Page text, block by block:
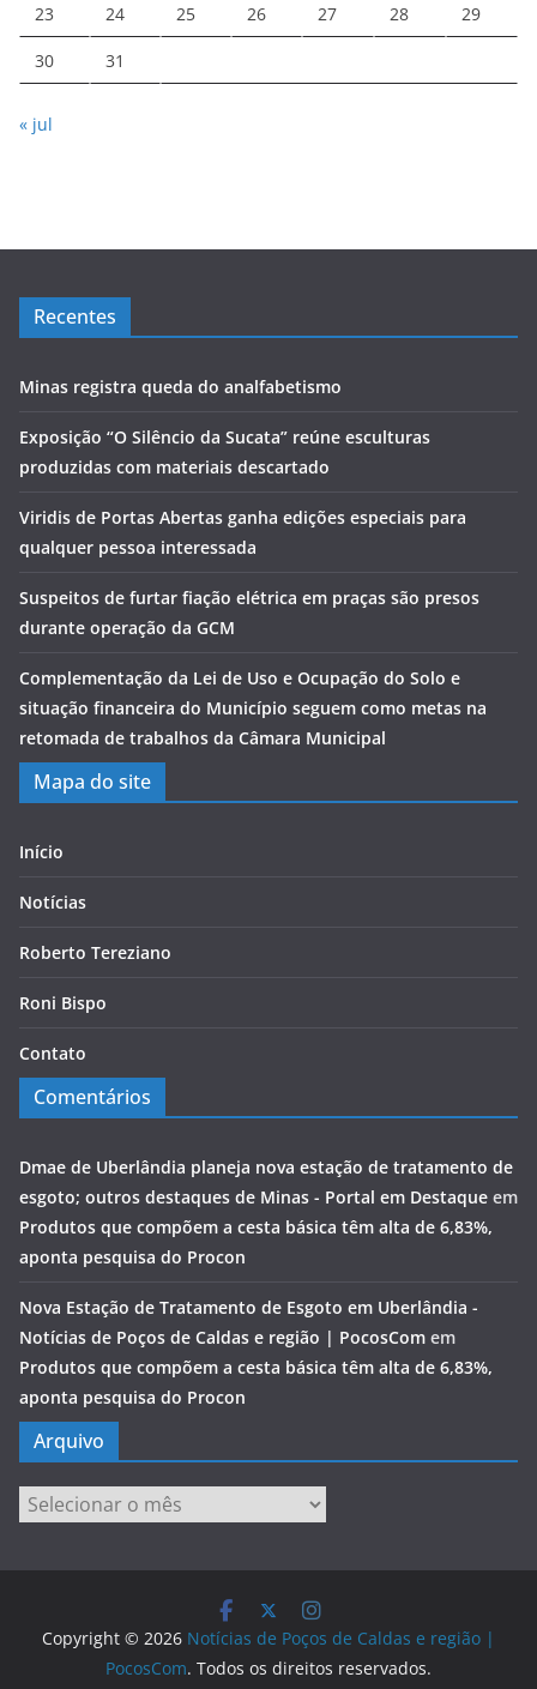
23 24 25 26 27 28 29
30 31
« jul
Recentes
Minas registra queda do analfabetismo
Exposição “O Silêncio da Sucata” reúne esculturas
produzidas com materiais descartado
Viridis de Portas Abertas ganha edições especiais para
qualquer pessoa interessada
Suspeitos de furtar fiação elétrica em praças são presos
durante operação da GCM
Complementação da Lei de Uso e Ocupação do Solo e
situação financeira do Município seguem como metas na
retomada de trabalhos da Câmara Municipal
Mapa do site
Início
Notícias
Roberto Tereziano
Roni Bispo
Contato
Comentários
Dmae de Uberlândia planeja nova estação de tratamento de
esgoto; outros destaques de Minas - Portal em Destaque em
Produtos que compõem a cesta básica têm alta de 6,83%,
aponta pesquisa do Procon
Nova Estação de Tratamento de Esgoto em Uberlândia -
Notícias de Poços de Caldas e região | PocosCom em
Produtos que compõem a cesta básica têm alta de 6,83%,
aponta pesquisa do Procon
Arquivo
Arquivo
Copyright © 2026 Notícias de Poços de Caldas e região |
PocosCom. Todos os direitos reservados.